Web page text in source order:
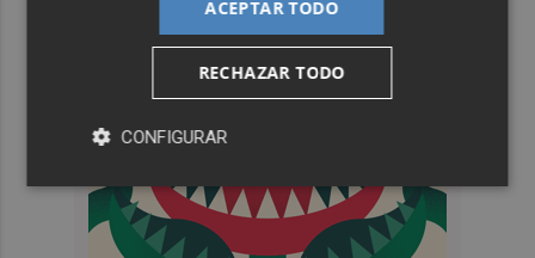
ACEPTAR TODO
RECHAZAR TODO
CONFIGURAR